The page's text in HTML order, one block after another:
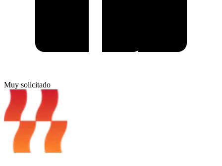
Muy solicitado